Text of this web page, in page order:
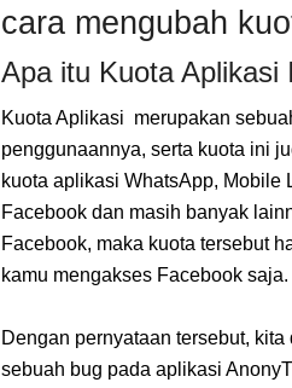
cara mengubah
Apa itu Kuota Aplikasi
Kuota Aplikasi merupakan
penggunaannya, serta kuota ini
kuota aplikasi WhatsApp, Mobile
Facebook dan masih banyak
Facebook, maka kuota tersebut
kamu mengakses Facebook saja.
Dengan pernyataan tersebut,
sebuah bug pada aplikasi